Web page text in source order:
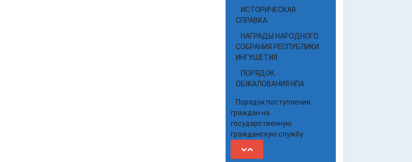
ИСТОРИЧЕСКАЯ
СПРАВКА
НАГРАДЫ НАРОДНОГО
СОБРАНИЯ РЕСПУБЛИКИ
ИНГУШЕТИЯ
ПОРЯДОК
ОБЖАЛОВАНИЯ НПА
Порядок поступления
граждан на
государственную
гражданскую службу